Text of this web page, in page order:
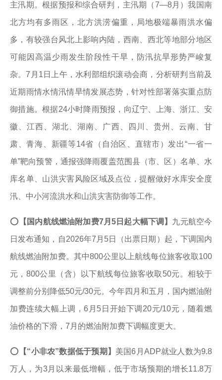
主汛期。根据预报和综合研判，主汛期（7—8月）我国南
北方均有多雨区，北方洪涝偏重，局地极端暴雨洪水偏
多，有较强台风北上影响内陆，西南、西北等地部分地区
可能因高温少雨发生阶段性干旱，防汛抗旱形势严峻复
杂。7月1日上午，水利部组织滚动会商，分析研判当前及
近期雨情水情汛情旱情发展态势，针对性部署落实重点防
御措施。根据24小时降雨预报，向辽宁、上海、浙江、安
徽、江西、湖北、湖南、广西、四川、贵州、云南、甘
肃、青海、新疆等14省（自治区、直辖市）发出“一省一
单”靶向预警，通报强降雨覆盖范围县（市、区）名单、水
库名单、山洪灾害风险区域及点位，提醒做好水库安全度
汛、中小河流洪水和山洪灾害防御等工作。
⭕ 【国内航线燃油附加费7月5日起大幅下调】 九元航空今
日发布通知，自2026年7月5日（出票日期）起，下调国内
航线燃油附加费。其中800公里以上航线每位旅客收取100
元，800公里（含）以下航线每位旅客收取50元。相较于
调整前分别降低50元/30元。今年四月和五月，国内燃油附
加费连续大幅上调，6月5日开始下调20元/10元，随着燃
油价格的下滑，7月的燃油附加费下调幅度更大。
⭕ 【“小非农”数据低于预期】 美国6月ADP就业人数为9.8
万人，为3月以来最低增幅，低于市场预期的增长11.8万